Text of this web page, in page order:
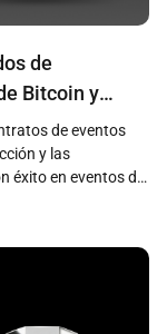
de
Bitcoin y
de eventos
y las
éxito en eventos de